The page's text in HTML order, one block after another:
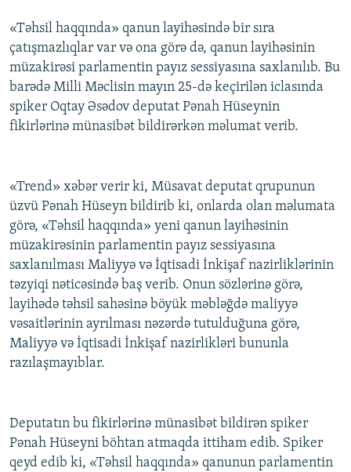
XƏBƏR BÜLLETENLƏRIMIZ
«Təhsil haqqında» qanun layihəsində bir sıra
çatışmazlıqlar var və ona görə də, qanun layihəsinin
müzakirəsi parlamentin payız sessiyasına saxlanılıb. Bu
barədə Milli Məclisin mayın 25-də keçirilən iclasında
spiker Oqtay Əsədov deputat Pənah Hüseynin
fikirlərinə münasibət bildirərkən məlumat verib.
«Trend» xəbər verir ki, Müsavat deputat qrupunun
üzvü Pənah Hüseyn bildirib ki, onlarda olan məlumata
görə, «Təhsil haqqında» yeni qanun layihəsinin
müzakirəsinin parlamentin payız sessiyasına
saxlanılması Maliyyə və İqtisadi İnkişaf nazirliklərinin
təzyiqi nəticəsində baş verib. Onun sözlərinə görə,
layihədə təhsil sahəsinə böyük məbləğdə maliyyə
vəsaitlərinin ayrılması nəzərdə tutulduğuna görə,
Maliyyə və İqtisadi İnkişaf nazirlikləri bununla
razılaşmayıblar.
Deputatın bu fikirlərinə münasibət bildirən spiker
Pənah Hüseyni böhtan atmaqda ittiham edib. Spiker
qeyd edib ki, «Təhsil haqqında» qanunun parlamentin